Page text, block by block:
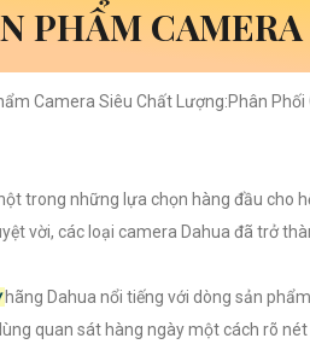
PHẨM
Camera Siêu Chất Lượng:Phân
trong những lựa chọn hàng đầu cho
vời, các loại camera Dahua đã trở
hãng Dahua nổi tiếng với dòng sản
quan sát hàng ngày một cách rõ